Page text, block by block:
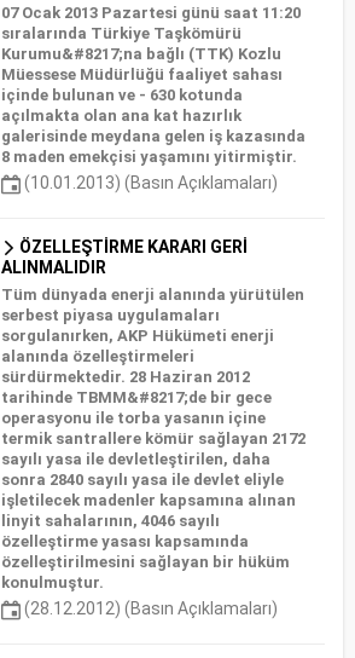
07 Ocak 2013 Pazartesi günü saat 11:20
sıralarında Türkiye Taşkömürü
Kurumu&#8217;na bağlı (TTK) Kozlu
Müessese Müdürlüğü faaliyet sahası
içinde bulunan ve - 630 kotunda
açılmakta olan ana kat hazırlık
galerisinde meydana gelen iş kazasında
8 maden emekçisi yaşamını yitirmiştir.
(10.01.2013) (Basın Açıklamaları)
ÖZELLEŞTİRME KARARI GERİ
ALINMALIDIR
Tüm dünyada enerji alanında yürütülen
serbest piyasa uygulamaları
sorgulanırken, AKP Hükümeti enerji
alanında özelleştirmeleri
sürdürmektedir. 28 Haziran 2012
tarihinde TBMM&#8217;de bir gece
operasyonu ile torba yasanın içine
termik santrallere kömür sağlayan 2172
sayılı yasa ile devletleştirilen, daha
sonra 2840 sayılı yasa ile devlet eliyle
işletilecek madenler kapsamına alınan
linyit sahalarının, 4046 sayılı
özelleştirme yasası kapsamında
özelleştirilmesini sağlayan bir hüküm
konulmuştur.
(28.12.2012) (Basın Açıklamaları)